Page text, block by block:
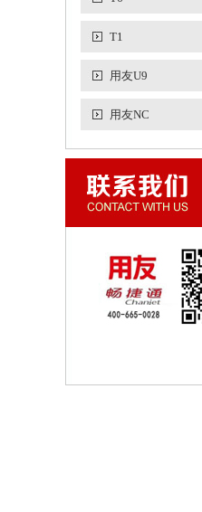
T1
用友U9
用友NC